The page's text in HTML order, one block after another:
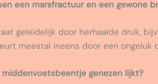
een marsfractuur en een gewone
geleidelijk door herhaalde druk,
meestal ineens door een ongeluk
genezen lijkt?